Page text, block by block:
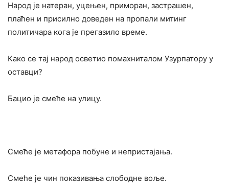
Народ је натеран, уцењен, приморан, застрашен,
плаћен и присилно доведен на пропали митинг
политичара кога је прегазило време.
Како се тај народ осветио помахниталом Узурпатору у
оставци?
Бацио је смеће на улицу.
Смеће је метафора побуне и непристајања.
Смеће је чин показивања слободне воље.